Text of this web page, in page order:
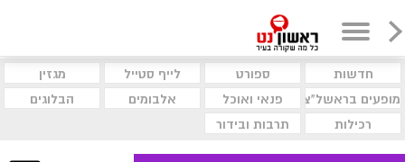
חדשות ספורט לייף סטייל
מגזין
מופעים בראשל"צ
פנאי ואוכל אלבומים
הבלוגים
רכילות
תרבות ובידור